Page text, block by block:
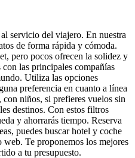
servicio del viajero. En nuestra
de forma rápida y cómoda.
pero pocos ofrecen la solidez y
las principales compañías
Utiliza las opciones
preferencia en cuanto a línea
con niños, si prefieres vuelos sin
destinos. Con estos filtros
y ahorrarás tiempo. Reserva
puedes buscar hotel y coche
Te proponemos los mejores
a tu presupuesto.